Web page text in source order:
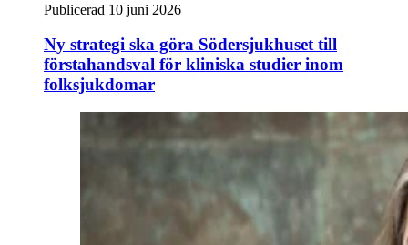
Publicerad 10 juni 2026
Ny strategi ska göra Södersjukhuset till
förstahandsval för kliniska studier inom
folksjukdomar